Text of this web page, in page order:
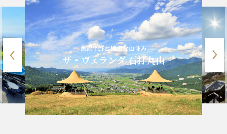
魚沼平野と雄大な山並み
ザ・ヴェランダ 石打丸山